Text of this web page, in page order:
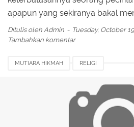
apapun yang sekiranya bakal
Ditulis oleh Admin
Tuesday, October
Tambahkan komentar
MUTIARA HIKMAH RELIGI